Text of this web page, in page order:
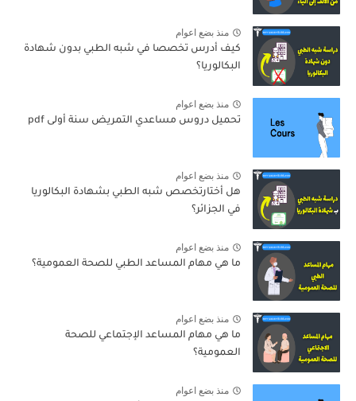
منذ بضع اعوام
كيف أدرس تخصصا في شبه الطبي بدون شهادة
البكالوريا؟
منذ بضع اعوام
تحميل دروس مساعدي التمريض سنة أولى pdf
منذ بضع اعوام
هل أختارتخصص شبه الطبي بشهادة البكالوريا
في الجزائر؟
منذ بضع اعوام
ما هي مهام المساعد الطبي للصحة العمومية؟
منذ بضع اعوام
ما هي مهام المساعد الإجتماعي للصحة
العمومية؟
منذ بضع اعوام